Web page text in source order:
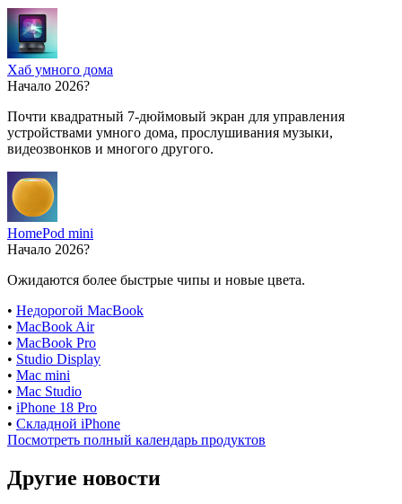
Хаб умного дома
Начало 2026?
Почти квадратный 7-дюймовый экран для управления
устройствами умного дома, прослушивания музыки,
видеозвонков и многого другого.
HomePod mini
Начало 2026?
Ожидаются более быстрые чипы и новые цвета.
• Недорогой MacBook
• MacBook Air
• MacBook Pro
• Studio Display
• Mac mini
• Mac Studio
• iPhone 18 Pro
• Складной iPhone
Посмотреть полный календарь продуктов
Другие новости